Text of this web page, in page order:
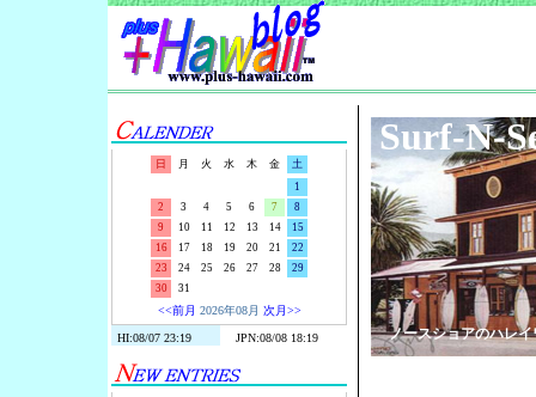
日 月 火 水 木 金
土
1
2
3 4 5 6 7
8
9
10 11 12 13 14
15
16
17 18 19 20 21
22
23
24 25 26 27 28
29
30
31
<<前月 2026年08月 次月>>
Surf-N-
ノースショアのハレ